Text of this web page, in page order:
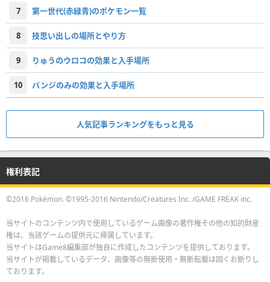
7 第一世代(赤緑青)のポケモン一覧
8 技思い出しの場所とやり方
9 りゅうのウロコの効果と入手場所
10 バンジのみの効果と入手場所
人気記事ランキングをもっと見る
権利表記
©2016 Pokémon. ©1995-2016 Nintendo/Creatures Inc. /GAME FREAK inc.
当サイトのコンテンツ内で使用しているゲーム画像の著作権その他の知的財産
権は、当該ゲームの提供元に帰属しています。
当サイトはGame8編集部が独自に作成したコンテンツを提供しております。
当サイトが掲載しているデータ、画像等の無断使用・無断転載は固くお断りし
ております。